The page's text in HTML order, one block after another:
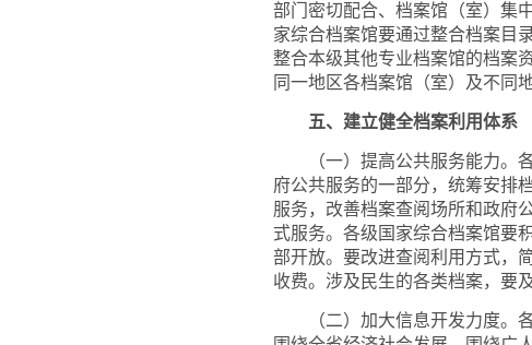
部门密切配合、档案馆（室）集
家综合档案馆要通过整合档案目
整合本级其他专业档案馆的档案
同一地区各档案馆（室）及不同
五、建立健全档案利用体系
（一）提高公共服务能力。各
府公共服务的一部分，统筹安排
服务，改善档案查阅场所和政府
式服务。各级国家综合档案馆要
部开放。要改进查阅利用方式，
收费。涉及民生的各类档案，要
（二）加大信息开发力度。各